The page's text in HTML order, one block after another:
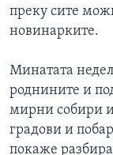
преку сите
новинарките.
Минатата
роднините и
мирни собири
градови и
покаже